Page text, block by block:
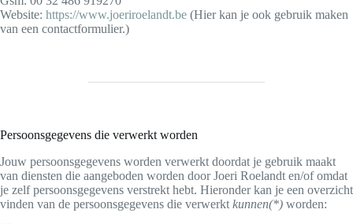
Website: https://www.joeriroelandt.be (Hier kan je ook gebruik maken
van een contactformulier.)
Persoonsgegevens die verwerkt worden
Jouw persoonsgegevens worden verwerkt doordat je gebruik maakt
van diensten die aangeboden worden door Joeri Roelandt en/of omdat
je zelf persoonsgegevens verstrekt hebt. Hieronder kan je een overzicht
vinden van de persoonsgegevens die verwerkt kunnen(*) worden: